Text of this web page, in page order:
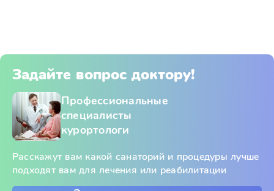
Задайте вопрос доктору!
Профессиональные
специалисты
курортологи
Расскажут вам какой санаторий и процедуры лучше
подходят вам для лечения или реабилитации